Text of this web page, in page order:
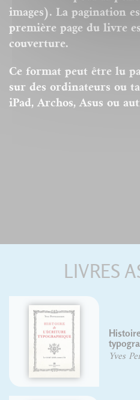
images). La pagination
première page du livre
couverture.
Ce format peut être lu
sur des ordinateurs ou
iPad, Archos, Asus ou
LIVRES
Histoire de l'écriture
typographique, le
Yves Perrousseaux